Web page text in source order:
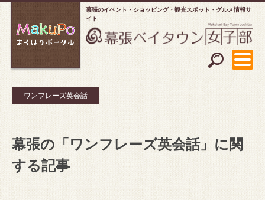
幕張のイベント・ショッピング
観光スポット・グルメ情報サ
イト
ワンフレーズ英会話
幕張の「ワンフレーズ英会話」に関
する記事